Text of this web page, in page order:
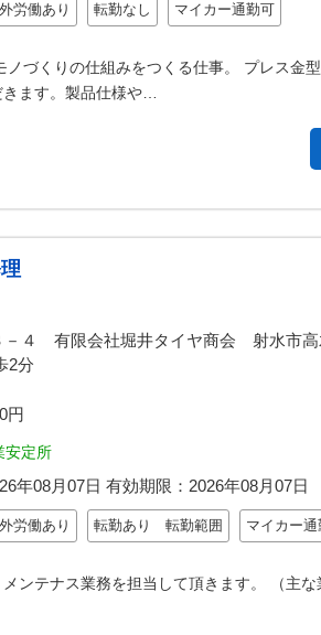
労働あり 転勤なし マイカー通勤可
ノづくりの仕組みをつくる仕事。 プレス
ます。製品仕様や…
－４ 有限会社堀井タイヤ商会 射水市
2分
円
安定所
年08月07日 有効期限： 2026年08月07日
労働あり 転勤あり 転勤範囲 マイカー通
ンテナス業務を担当して頂きます。 （主